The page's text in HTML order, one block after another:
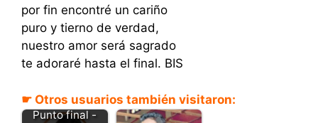
por fin encontré un cariño
puro y tierno de verdad,
nuestro amor será sagrado
te adoraré hasta el final. BIS
☛ Otros usuarios también visitaron:
Punto final -